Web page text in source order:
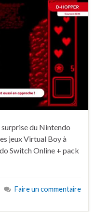
du Nintendo
jeux Virtual Boy à
Switch Online + pack
Faire un commentaire